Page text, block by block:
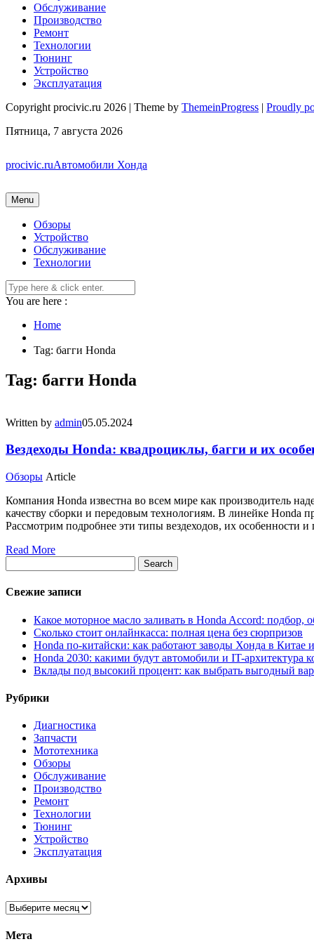
Обслуживание
Производство
Ремонт
Технологии
Тюнинг
Устройство
Эксплуатация
Copyright procivic.ru 2026 | Theme by ThemeinProgress | Proudly
Пятница, 7 августа 2026
procivic.ruАвтомобили Хонда
Menu
Обзоры
Устройство
Обслуживание
Технологии
You are here :
Home
Tag: багги Honda
Tag: багги Honda
Written by admin05.05.2024
Вездеходы Honda: квадроциклы, багги и их
Обзоры Article
Компания Honda известна во всем мире как производитель
качеству сборки и передовым технологиям. В линейке Honda
Рассмотрим подробнее эти типы вездеходов, их особенности
Read More
Свежие записи
Какое моторное масло заливать в Honda Accord:
Сколько стоит онлайнкасса: полная цена без сюрпризов
Honda по-китайски: как работают заводы Хонда в
Honda 2030: какими будут автомобили и IT-архитектура
Вклады под высокий процент: как выбрать выгодный
Рубрики
Диагностика
Запчасти
Мототехника
Обзоры
Обслуживание
Производство
Ремонт
Технологии
Тюнинг
Устройство
Эксплуатация
Архивы
Архивы
Мета